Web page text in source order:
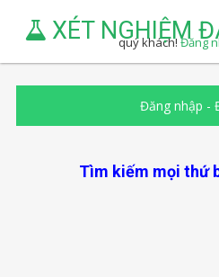
XÉT NGHIỆM
quý khách!Đăng
Đăng nhập -
Tìm kiếm mọi thứ